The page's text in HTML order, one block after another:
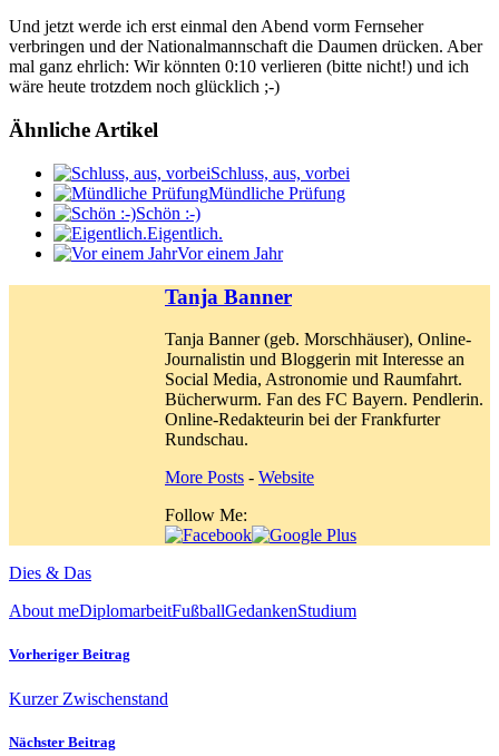
Und jetzt werde ich erst einmal den Abend vorm Fernseher
verbringen und der Nationalmannschaft die Daumen drücken. Aber
mal ganz ehrlich: Wir könnten 0:10 verlieren (bitte nicht!) und ich
wäre heute trotzdem noch glücklich ;-)
Ähnliche Artikel
Schluss, aus, vorbei
Mündliche Prüfung
Schön :-)
Eigentlich.
Vor einem Jahr
Tanja Banner
Tanja Banner (geb. Morschhäuser), Online-
Journalistin und Bloggerin mit Interesse an
Social Media, Astronomie und Raumfahrt.
Bücherwurm. Fan des FC Bayern. Pendlerin.
Online-Redakteurin bei der Frankfurter
Rundschau.
More Posts - Website
Follow Me:
Dies & Das
About meDiplomarbeitFußballGedankenStudium
Vorheriger Beitrag
Kurzer Zwischenstand
Nächster Beitrag